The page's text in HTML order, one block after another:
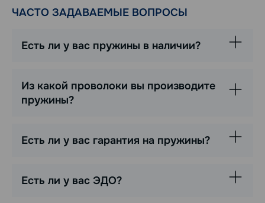
ЧАСТО ЗАДАВАЕМЫЕ ВОПРОСЫ
Есть ли у вас пружины в наличии?
Из какой проволоки вы производите
пружины?
Есть ли у вас гарантия на пружины?
Есть ли у вас ЭДО?